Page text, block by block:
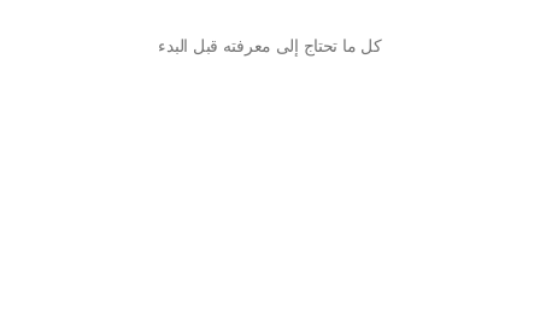
كل ما تحتاج إلى معرفته قبل البدء